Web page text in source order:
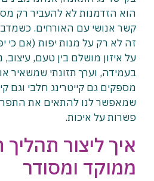
הוא הזדמנות לא להעביר רק
קשר אנושי עם האורחים.
זה לא רק על מנות יפות (אם כי
על איזון מושלם בין טעם, עיצוב,
בעמידה, וערך תזונתי שמשאיר
מספקים גם קייטרינג חלבי וגם
שמאפשר לנו להתאים את
פשרות על איכות.
איך ליצור תהליך
ממוקד ומסודר